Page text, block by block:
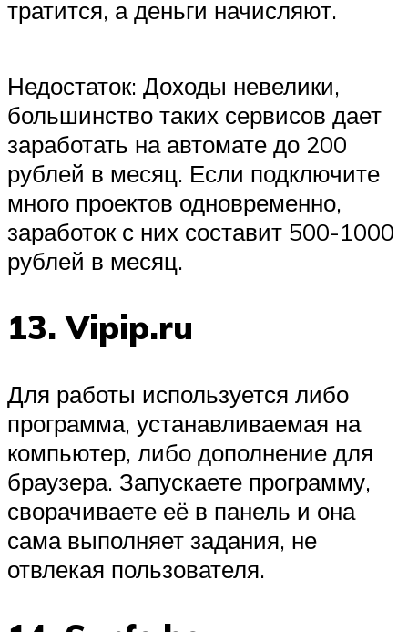
тратится, а деньги начисляют.
Недостаток: Доходы невелики,
большинство таких сервисов дает
заработать на автомате до 200
рублей в месяц. Если подключите
много проектов одновременно,
заработок с них составит 500-1000
рублей в месяц.
13. Vipip.ru
Для работы используется либо
программа, устанавливаемая на
компьютер, либо дополнение для
браузера. Запускаете программу,
сворачиваете её в панель и она
сама выполняет задания, не
отвлекая пользователя.